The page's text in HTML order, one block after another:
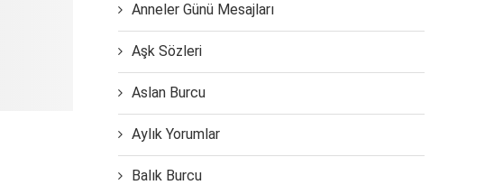
Anneler Günü Mesajları
Aşk Sözleri
Aslan Burcu
Aylık Yorumlar
Balık Burcu